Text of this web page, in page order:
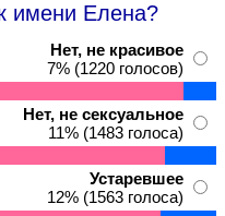
имени Елена?
Нет, не красивое
7% (1220 голосов)
Нет, не сексуальное
11% (1483 голоса)
Устаревшее
12% (1563 голоса)